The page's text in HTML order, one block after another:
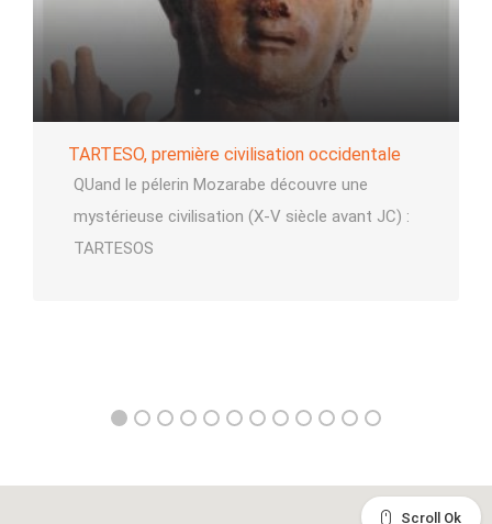
TARTESO, première civilisation occidentale
QUand le pélerin Mozarabe découvre une
mystérieuse civilisation (X-V siècle avant JC) :
TARTESOS
Scroll Ok